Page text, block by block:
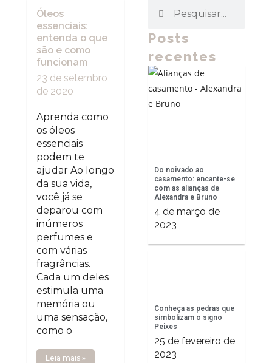
Óleos
essenciais:
entenda o que
são e como
funcionam
23 de setembro
de 2020
Aprenda como
os óleos
essenciais
podem te
ajudar Ao longo
da sua vida,
você já se
deparou com
inúmeros
perfumes e
com várias
fragrâncias.
Cada um deles
estimula uma
memória ou
uma sensação,
como o
Leia mais »
Posts
recentes
Do noivado ao
casamento: encante-se
com as alianças de
Alexandra e Bruno
4 de março de
2023
Conheça as pedras que
simbolizam o signo
Peixes
25 de fevereiro de
2023